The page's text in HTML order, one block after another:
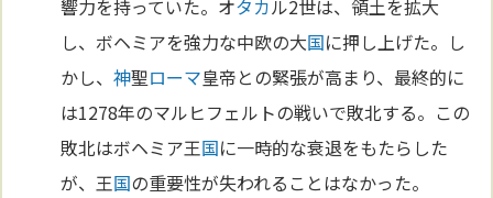
響力を持っていた。オタカル2世は、領土を拡大
し、ボヘミアを強力な中欧の大国に押し上げた。し
かし、神聖ローマ皇帝との緊張が高まり、最終的に
は1278年のマルヒフェルトの戦いで敗北する。この
敗北はボヘミア王国に一時的な衰退をもたらした
が、王国の重要性が失われることはなかった。